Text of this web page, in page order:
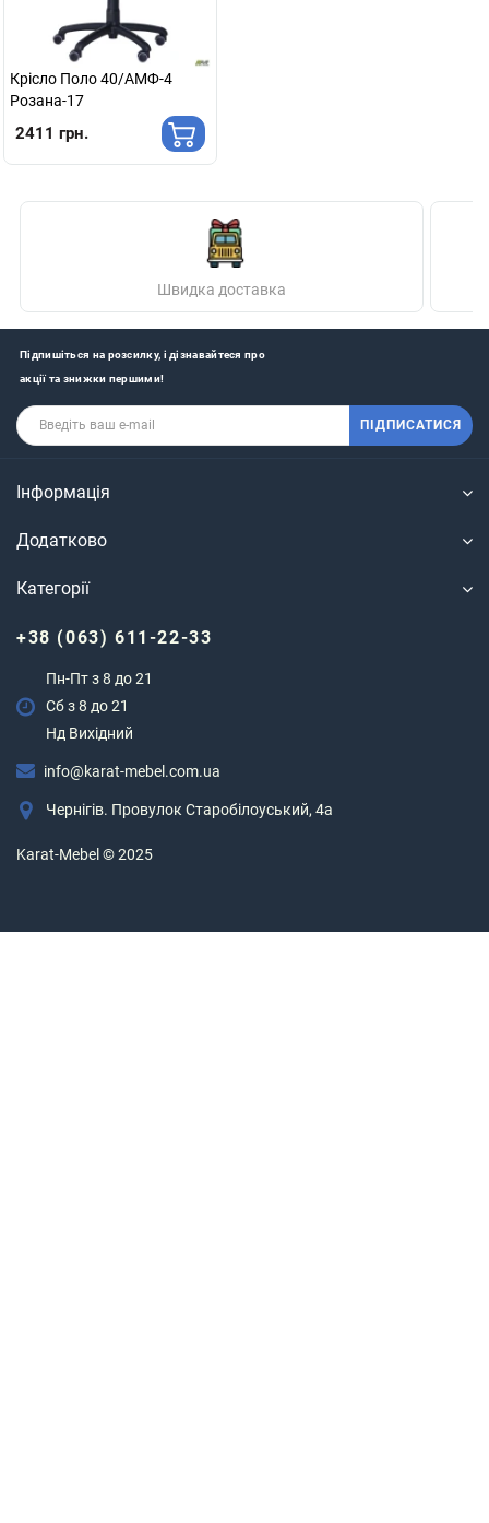
Крісло Поло 40/АМФ-4
Розана-17
2411 грн.
Швидка доставка
Підпишіться на розсилку, і дізнавайтеся про
акції та знижки першими!
ПІДПИСАТИСЯ
Інформація
Додатково
Категорії
+38 (063) 611-22-33
Пн-Пт з 8 до 21
Сб з 8 до 21
Нд Вихідний
info@karat-mebel.com.ua
Чернігів. Провулок Старобілоуський, 4а
Karat-Mebel © 2025